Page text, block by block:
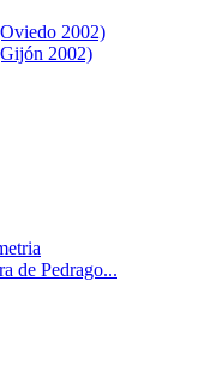
2002)
2002)
de Pedrago...